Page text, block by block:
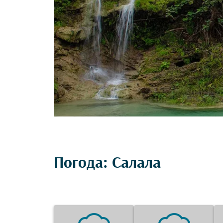
Погода: Салала